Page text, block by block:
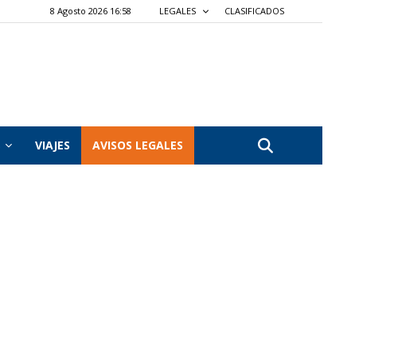
8 Agosto 2026 16:58 LEGALES CLASIFICADOS
VIAJES AVISOS LEGALES